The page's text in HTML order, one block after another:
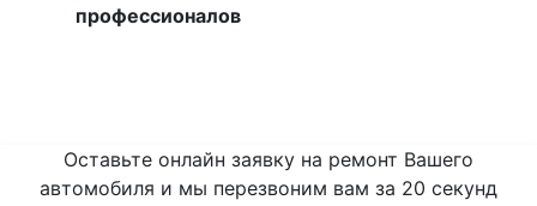
профессионалов
Оставьте онлайн заявку на ремонт Вашего
автомобиля и мы перезвоним вам за 20 секунд